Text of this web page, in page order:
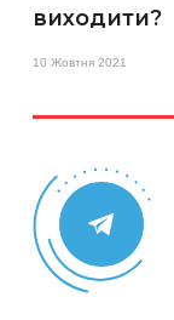
виходити?
10 Жовтня 2021